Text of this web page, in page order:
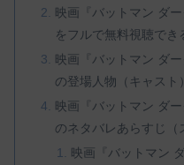
映画『バットマン ダ
をフルで無料視聴でき
映画『バットマン ダ
の登場人物（キャスト）
映画『バットマン ダ
のネタバレあらすじ（
映画『バットマン